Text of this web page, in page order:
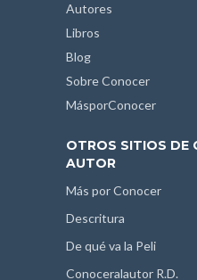
Autores
Libros
Blog
Sobre Conocer
MásporConocer
OTROS SITIOS DE
AUTOR
Más por Conocer
Descritura
De qué va la Peli
Conoceralautor R.D.